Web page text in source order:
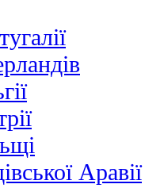
Аравії